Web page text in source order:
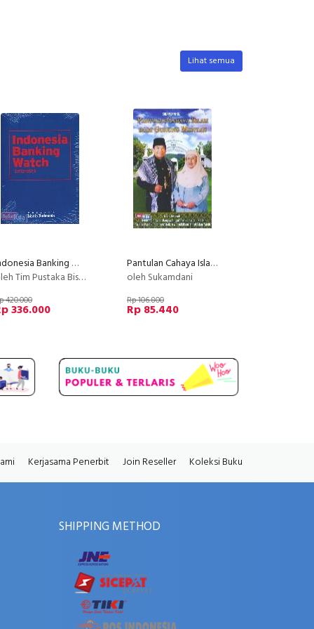
Lihat semua
Indonesia Banking Watch 2012-2013
Tim Pustaka Bisnis Indonesia
420.000
336.000
Pantulan Cahaya Islam Dari Gunung Menyan
oleh Sukamdani
Rp 106.800
Rp 85.440
Kerjasama Penerbit Join Reseller Koleksi Buku
SHIPPING METHOD